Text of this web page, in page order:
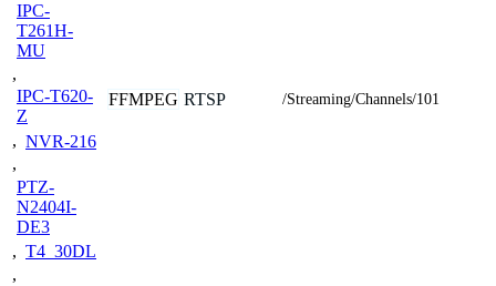
IPC-
T261H-
MU
,
IPC-T620-
Z
, NVR-216
,
PTZ-
N2404I-
DE3
, T4_30DL
,
FFMPEG RTSP /Streaming/Channels/101